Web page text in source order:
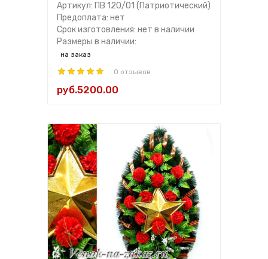
Артикул: ПВ 120/01 (Патриотический)
Предоплата: нет
Срок изготовления: нет в наличии
Размеры в наличии:
на заказ
0 отзывов
руб.5200.00